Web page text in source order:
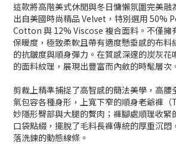
這款將高階美式休閒與冬日慵懶氛圍完美融
出自美國時尚精品 Velvet，特別選用 50%
Cotton 與 12% Viscose 複合面料。不僅擁
保暖度，極致柔軟且帶有適度懸垂感的布料
的抗皺度與順身彈力。在質感深邃的炭灰花
的面料紋理，展現出豐富而內斂的時髦層次
剪裁上精準捕捉了高智感的簡法美學，高腰
氣包容各種身形，上寬下窄的順身老爺褲
妙隱形臀部與大腿的贅肉；褲腳處順理收緊
口袋點綴，擺脫了毛料長褲傳統的厚重沉悶
落洗鍊的動態線條。